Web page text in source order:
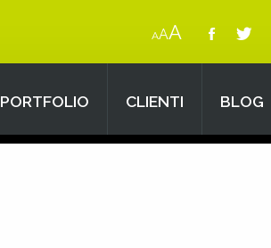
AAA
PORTFOLIO CLIENTI BLOG